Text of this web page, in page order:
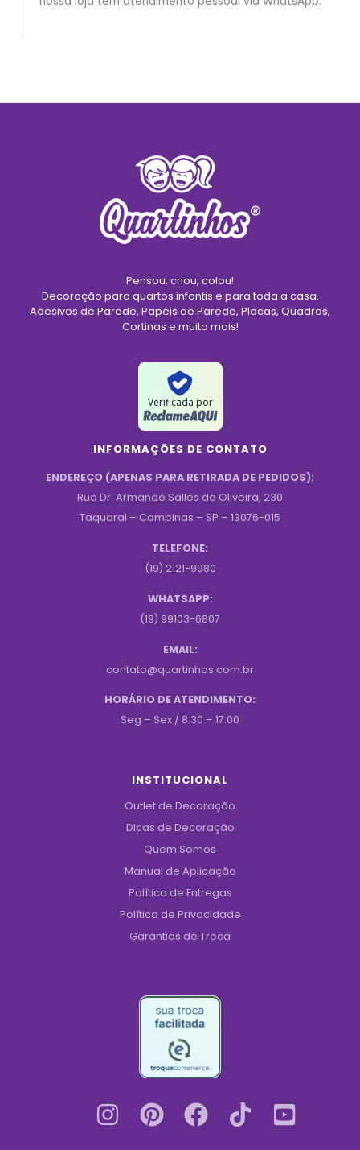
Pensou, criou, colou!
Decoração para quartos infantis e para toda a casa.
Adesivos de Parede, Papéis de Parede, Placas, Quadros,
Cortinas e muito mais!
Verificada por
INFORMAÇÕES DE CONTATO
ENDEREÇO (APENAS PARA RETIRADA DE PEDIDOS):
Rua Dr. Armando Salles de Oliveira, 230
Taquaral – Campinas – SP – 13076-015
TELEFONE:
(19) 2121-9980
WHATSAPP:
(19) 99103-6807
EMAIL:
contato@quartinhos.com.br
HORÁRIO DE ATENDIMENTO:
Seg – Sex / 8:30 – 17:00
INSTITUCIONAL
Outlet de Decoração
Dicas de Decoração
Quem Somos
Manual de Aplicação
Política de Entregas
Política de Privacidade
Garantias de Troca